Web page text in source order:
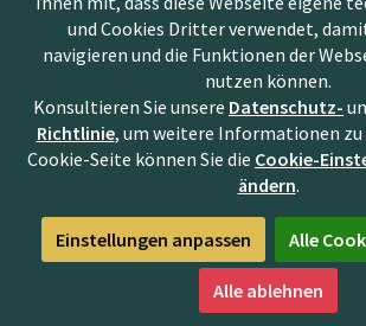
und Cookies Dritter verwendet,
navigieren und die Funktionen der
nutzen können.
Konsultieren Sie unsere Datenschutz-
Richtlinie, um weitere Informationen zu
Cookie-Seite können Sie die Cookie-
ändern.
Einstellungen anpassen Alle
Alle ablehnen